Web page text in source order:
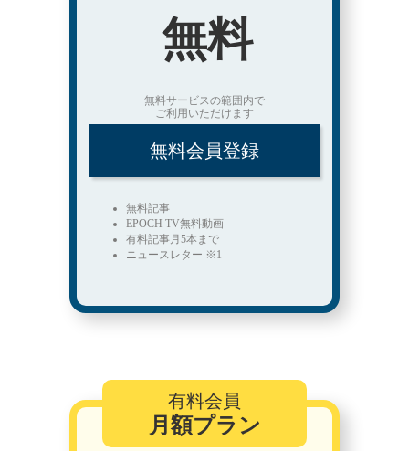
無料
無料サービスの範囲内で
ご利用いただけます
無料会員登録
無料記事
EPOCH TV無料動画
有料記事月5本まで
ニュースレター ※1
有料会員
月額プラン